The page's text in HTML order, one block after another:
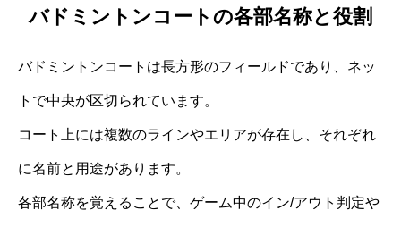
バドミントンコートの各部名称と役割
バドミントンコートは長方形のフィールドであり、ネッ
トで中央が区切られています。
コート上には複数のラインやエリアが存在し、それぞれ
に名前と用途があります。
各部名称を覚えることで、ゲーム中のイン/アウト判定や